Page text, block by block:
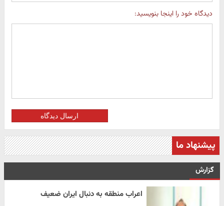
دیدگاه خود را اینجا بنویسید:
ارسال دیدگاه
پیشنهاد ما
گزارش
اعراب منطقه به دنبال ایران ضعیف